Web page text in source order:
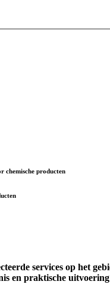
chemische producten
services op het
en praktische uitvoering